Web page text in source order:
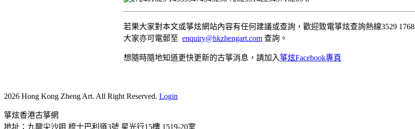
若果大家對本文或箏炫網站內容有任何建議或查詢，歡迎致電箏炫查詢熱線3529 1768
大家亦可電郵至 enquiry@hkzhengart.com 查詢。
想隨時隨地知道更快更新的古箏消息，請加入箏炫Facebook專頁
2026 Hong Kong Zheng Art. All Right Reserved. Login
箏炫香港古箏網
地址：九龍尖沙咀 梳士巴利道3號 星光行15樓 1519-20室